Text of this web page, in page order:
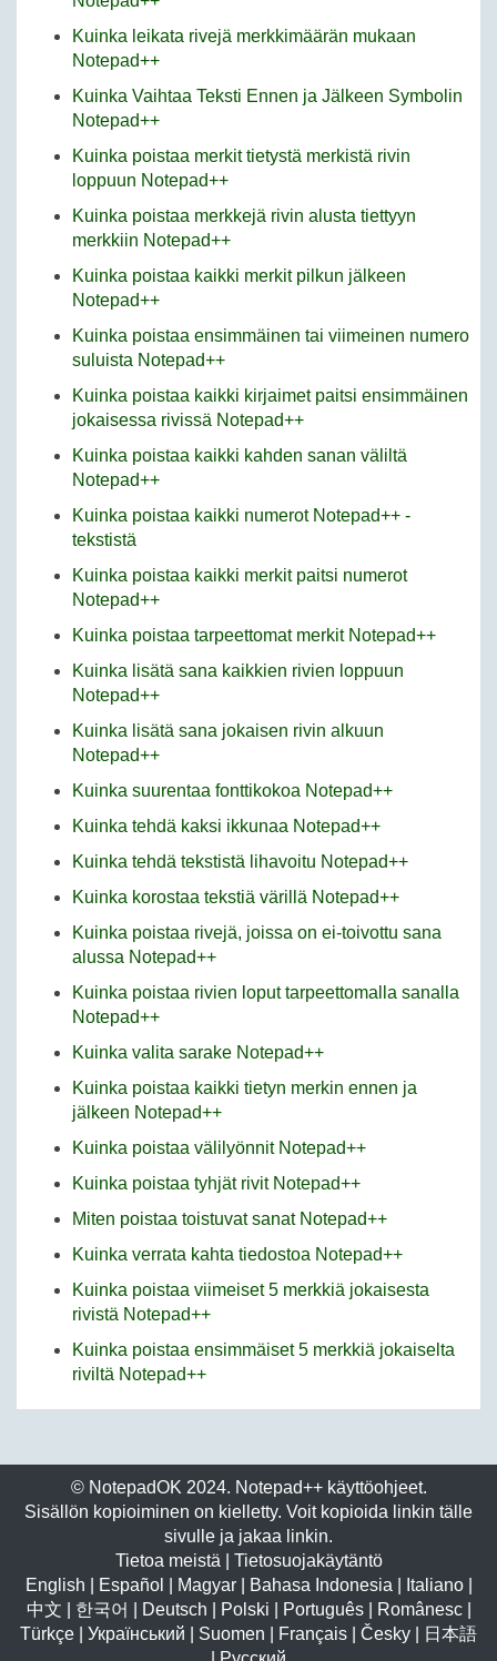
Kuinka leikata rivejä merkkimäärän mukaan
Notepad++
Kuinka Vaihtaa Teksti Ennen ja Jälkeen Symbolin
Notepad++
Kuinka poistaa merkit tietystä merkistä rivin
loppuun Notepad++
Kuinka poistaa merkkejä rivin alusta tiettyyn
merkkiin Notepad++
Kuinka poistaa kaikki merkit pilkun jälkeen
Notepad++
Kuinka poistaa ensimmäinen tai viimeinen numero
suluista Notepad++
Kuinka poistaa kaikki kirjaimet paitsi ensimmäinen
jokaisessa rivissä Notepad++
Kuinka poistaa kaikki kahden sanan väliltä
Notepad++
Kuinka poistaa kaikki numerot Notepad++ -
tekstistä
Kuinka poistaa kaikki merkit paitsi numerot
Notepad++
Kuinka poistaa tarpeettomat merkit Notepad++
Kuinka lisätä sana kaikkien rivien loppuun
Notepad++
Kuinka lisätä sana jokaisen rivin alkuun
Notepad++
Kuinka suurentaa fonttikokoa Notepad++
Kuinka tehdä kaksi ikkunaa Notepad++
Kuinka tehdä tekstistä lihavoitu Notepad++
Kuinka korostaa tekstiä värillä Notepad++
Kuinka poistaa rivejä, joissa on ei-toivottu sana
alussa Notepad++
Kuinka poistaa rivien loput tarpeettomalla sanalla
Notepad++
Kuinka valita sarake Notepad++
Kuinka poistaa kaikki tietyn merkin ennen ja
jälkeen Notepad++
Kuinka poistaa välilyönnit Notepad++
Kuinka poistaa tyhjät rivit Notepad++
Miten poistaa toistuvat sanat Notepad++
Kuinka verrata kahta tiedostoa Notepad++
Kuinka poistaa viimeiset 5 merkkiä jokaisesta
rivistä Notepad++
Kuinka poistaa ensimmäiset 5 merkkiä jokaiselta
riviltä Notepad++
© NotepadOK 2024. Notepad++ käyttöohjeet.
Sisällön kopioiminen on kielletty. Voit kopioida linkin tälle
sivulle ja jakaa linkin.
Tietoa meistä
Tietosuojakäytäntö
English
Español Magyar| Bahasa Indonesia Italiano|
中文
한국어 Deutsch Polski Português| Românesc|
Türkçe
Український Suomen Français Česky
日本語